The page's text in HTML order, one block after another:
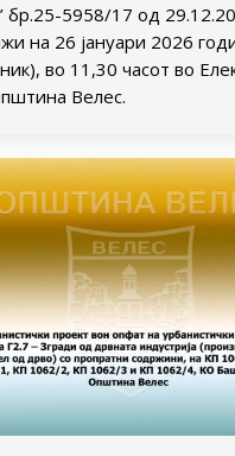
бр.25-5958/17 од
на 26 јануари 2026
во 11,30 часот во
Велес.